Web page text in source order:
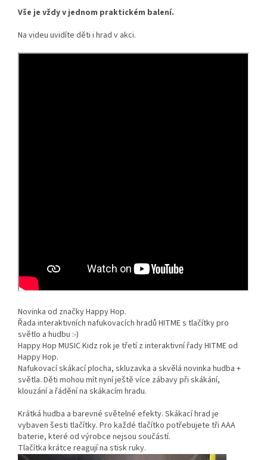
Vše je vždy v jednom praktickém balení.
Na videu uvidíte děti i hrad v akci.
Novinka od značky Happy Hop.
Řada interaktivních nafukovacích hradů HITME s tlačítky pro
světlo a hudbu :-)
Happy Hop MUSIC Kidz rok je třetí z interaktivní řady HITME od
Happy Hop.
Nafukovací skákací plocha, skluzavka a skvělá novinka hudba +
světla. Děti mohou mít nyní ještě více zábavy při skákání,
klouzání a řádění na skákacím hradu.
Krátká hudba a barevné světelné efekty. Skákací hrad je
vybaven šesti tlačítky. Pro každé tlačítko potřebujete tři AAA
baterie, které od výrobce nejsou součástí.
Tlačítka krátce reagují na stisk ruky.